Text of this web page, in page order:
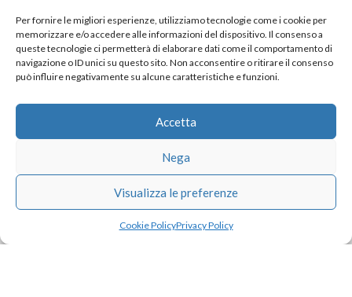
Per fornire le migliori esperienze, utilizziamo tecnologie come i cookie per
memorizzare e/o accedere alle informazioni del dispositivo. Il consenso a
queste tecnologie ci permetterà di elaborare dati come il comportamento di
navigazione o ID unici su questo sito. Non acconsentire o ritirare il consenso
può influire negativamente su alcune caratteristiche e funzioni.
Accetta
Nega
Visualizza le preferenze
Cookie PolicyPrivacy Policy
COPYRIGHT
© TheArchitecturalPost 2024
SOCIAL NETWORK
facebookinstagram